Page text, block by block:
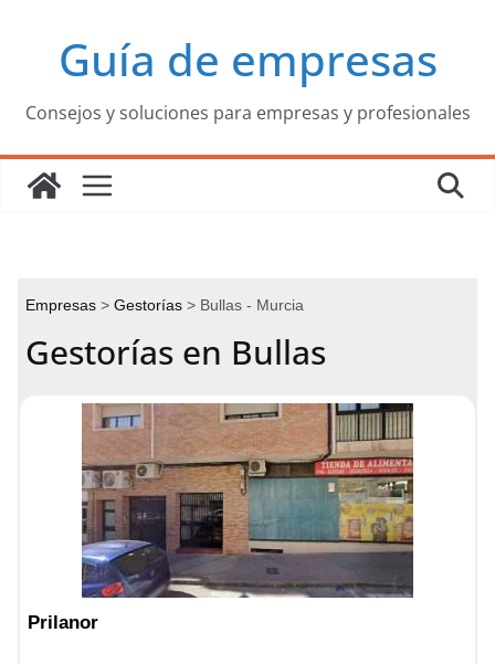
contenidoGuía de empresas
Consejos y soluciones para empresas y profesionales
Empresas Gestorías Bullas - Murcia
Gestorías en Bullas
Prilanor